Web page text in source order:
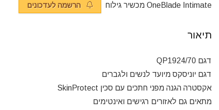
OneBlade Intimate מכשיר גילוח הרשמה לעדכונים
תיאור
דגם QP1924/70
דגם יוניסקס מיועד לנשים ולגברים
אקסטרה הגנה מפני חתכים עם סכין SkinProtect
מתאים גם לאזורים רגישים ואינטימים